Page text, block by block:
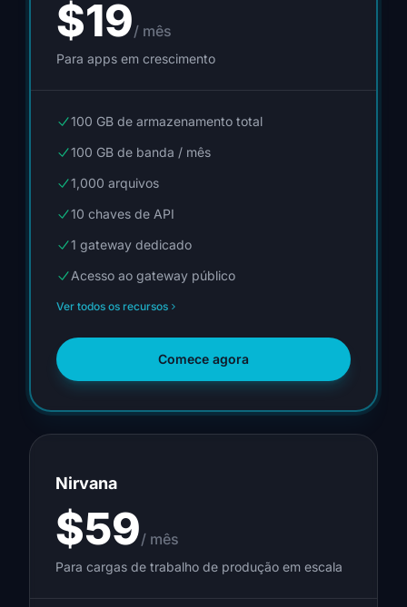
$19/ mês
Para apps em crescimento
100 GB de armazenamento total
100 GB de banda / mês
1,000 arquivos
10 chaves de API
1 gateway dedicado
Acesso ao gateway público
Ver todos os recursos
Comece agora
Nirvana
$59/ mês
Para cargas de trabalho de produção em escala